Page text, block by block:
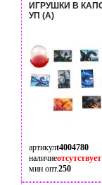
ИГРУШКИ В
УП (А)
артикулt4004780
наличиеотсутствует
мин опт.250